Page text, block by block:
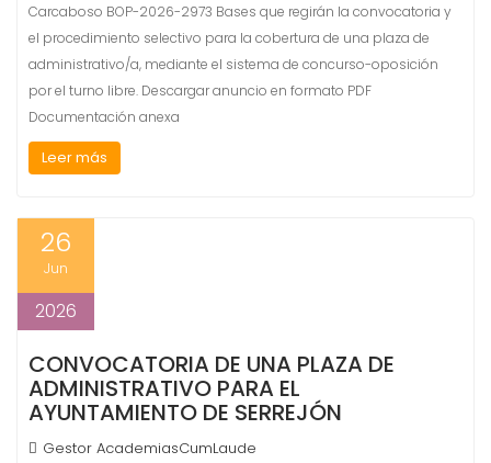
Carcaboso BOP-2026-2973 Bases que regirán la convocatoria y
el procedimiento selectivo para la cobertura de una plaza de
administrativo/a, mediante el sistema de concurso-oposición
por el turno libre. Descargar anuncio en formato PDF
Documentación anexa
Leer más
26
Jun
2026
CONVOCATORIA DE UNA PLAZA DE
ADMINISTRATIVO PARA EL
AYUNTAMIENTO DE SERREJÓN
Gestor AcademiasCumLaude